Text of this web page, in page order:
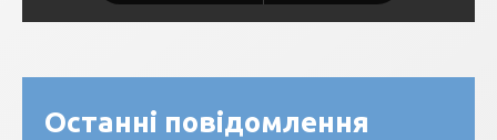
Останні повідомлення